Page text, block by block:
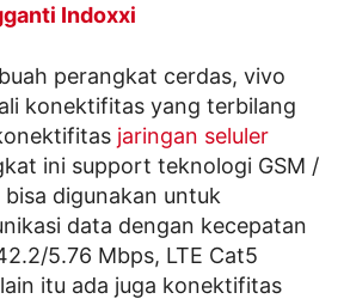
Indoxxi
perangkat cerdas, vivo
konektifitas yang terbilang
jaringan seluler
ini support teknologi GSM /
bisa digunakan untuk
data dengan kecepatan
5.76 Mbps, LTE Cat5
itu ada juga konektifitas